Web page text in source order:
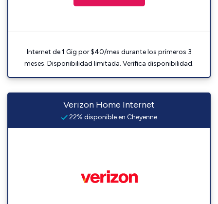
Internet de 1 Gig por $40/mes durante los primeros 3
meses. Disponibilidad limitada. Verifica disponibilidad.
Verizon Home Internet
22% disponible en Cheyenne